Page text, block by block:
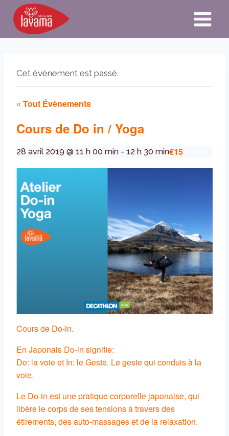
Aller
contenu
Cet évènement est passé.
« Tout Évènements
Cours de Do in / Yoga
28 avril 2019 @ 11 h 00 min - 12 h 30 min€15
Cours de Do-in.
En Japonais Do-in signifie:
Do: la voie et In: le Geste. Le geste qui conduis à la
voie.
Le Do-in est une pratique corporelle japonaise, qui
libère le corps de ses tensions à travers des
étirements, des auto-massages et de la relaxation.